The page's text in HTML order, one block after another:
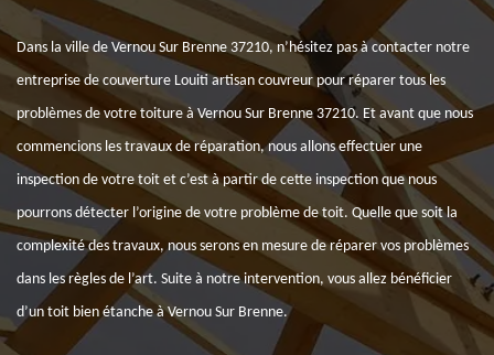
Dans la ville de Vernou Sur Brenne 37210, n’hésitez pas à contacter notre
entreprise de couverture Louiti artisan couvreur pour réparer tous les
problèmes de votre toiture à Vernou Sur Brenne 37210. Et avant que nous
commencions les travaux de réparation, nous allons effectuer une
inspection de votre toit et c’est à partir de cette inspection que nous
pourrons détecter l’origine de votre problème de toit. Quelle que soit la
complexité des travaux, nous serons en mesure de réparer vos problèmes
dans les règles de l’art. Suite à notre intervention, vous allez bénéficier
d’un toit bien étanche à Vernou Sur Brenne.